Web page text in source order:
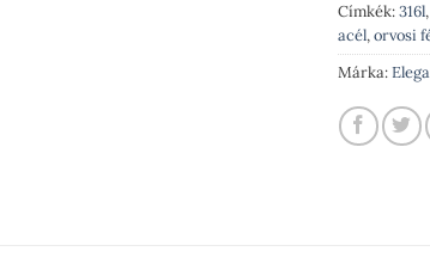
Címkék:316l,
acél,orvosi
Márka: